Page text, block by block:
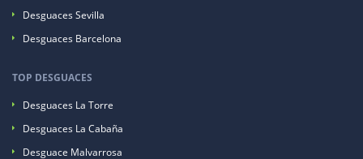
Desguaces Sevilla
Desguaces Barcelona
TOP DESGUACES
Desguaces La Torre
Desguaces La Cabaña
Desguace Malvarrosa